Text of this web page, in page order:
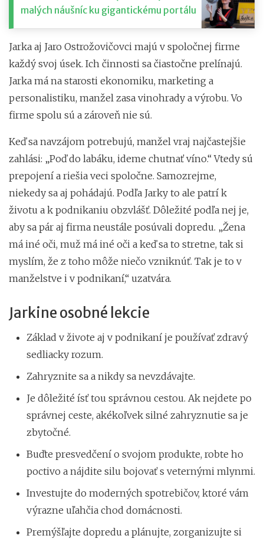
malých náušníc ku gigantickému portálu
Jarka aj Jaro Ostrožovičovci majú v spoločnej firme
každý svoj úsek. Ich činnosti sa čiastočne prelínajú.
Jarka má na starosti ekonomiku, marketing a
personalistiku, manžel zasa vinohrady a výrobu. Vo
firme spolu sú a zároveň nie sú.
Keď sa navzájom potrebujú, manžel vraj najčastejšie
zahlási: „Poď do labáku, ideme chutnať víno.“ Vtedy sú
prepojení a riešia veci spoločne. Samozrejme,
niekedy sa aj pohádajú. Podľa Jarky to ale patrí k
životu a k podnikaniu obzvlášť. Dôležité podľa nej je,
aby sa pár aj firma neustále posúvali dopredu. „Žena
má iné oči, muž má iné oči a keď sa to stretne, tak si
myslím, že z toho môže niečo vzniknúť. Tak je to v
manželstve i v podnikaní,“ uzatvára.
Jarkineosobné lekcie
Základ v živote aj v podnikaní je používať zdravý
sedliacky rozum.
Zahryznite sa a nikdy sa nevzdávajte.
Je dôležité ísť tou správnou cestou. Ak nejdete po
správnej ceste, akékoľvek silné zahryznutie sa je
zbytočné.
Buďte presvedčení o svojom produkte, robte ho
poctivo a nájdite silu bojovať s veternými mlynmi.
Investujte do moderných spotrebičov, ktoré vám
výrazne uľahčia chod domácnosti.
Premýšľajte dopredu a plánujte, zorganizujte si